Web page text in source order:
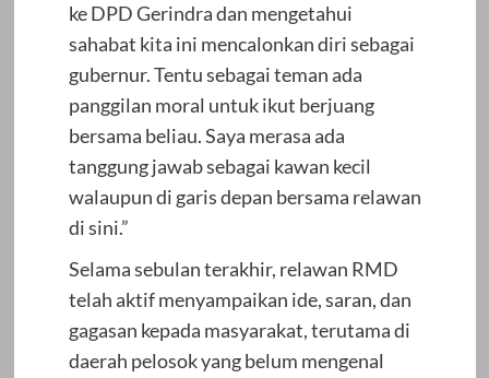
ke DPD Gerindra dan mengetahui
sahabat kita ini mencalonkan diri sebagai
gubernur. Tentu sebagai teman ada
panggilan moral untuk ikut berjuang
bersama beliau. Saya merasa ada
tanggung jawab sebagai kawan kecil
walaupun di garis depan bersama relawan
di sini.”
Selama sebulan terakhir, relawan RMD
telah aktif menyampaikan ide, saran, dan
gagasan kepada masyarakat, terutama di
daerah pelosok yang belum mengenal